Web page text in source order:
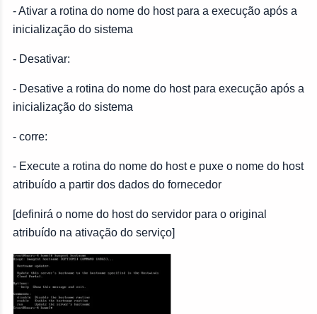
- Ativar a rotina do nome do host para a execução após a
inicialização do sistema
- Desativar:
- Desative a rotina do nome do host para execução após a
inicialização do sistema
- corre:
- Execute a rotina do nome do host e puxe o nome do host
atribuído a partir dos dados do fornecedor
[definirá o nome do host do servidor para o original
atribuído na ativação do serviço]